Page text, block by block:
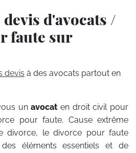
d'avocats /
faute sur
devis à des avocats partout en
unavocaten droit civil pour
pour faute. Cause extrême
divorce, le divorce pour faute
des éléments essentiels et de